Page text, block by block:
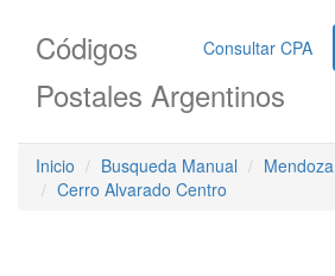
Consultar CPA
Códigos
Postales Argentinos
Inicio Busqueda Manual
Mendoza
Cerro Alvarado Centro